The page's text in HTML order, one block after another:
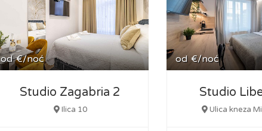
od €/noć
Studio Zagabria 2
Ilica 10
od €/noć
Studio
Ulica kneza